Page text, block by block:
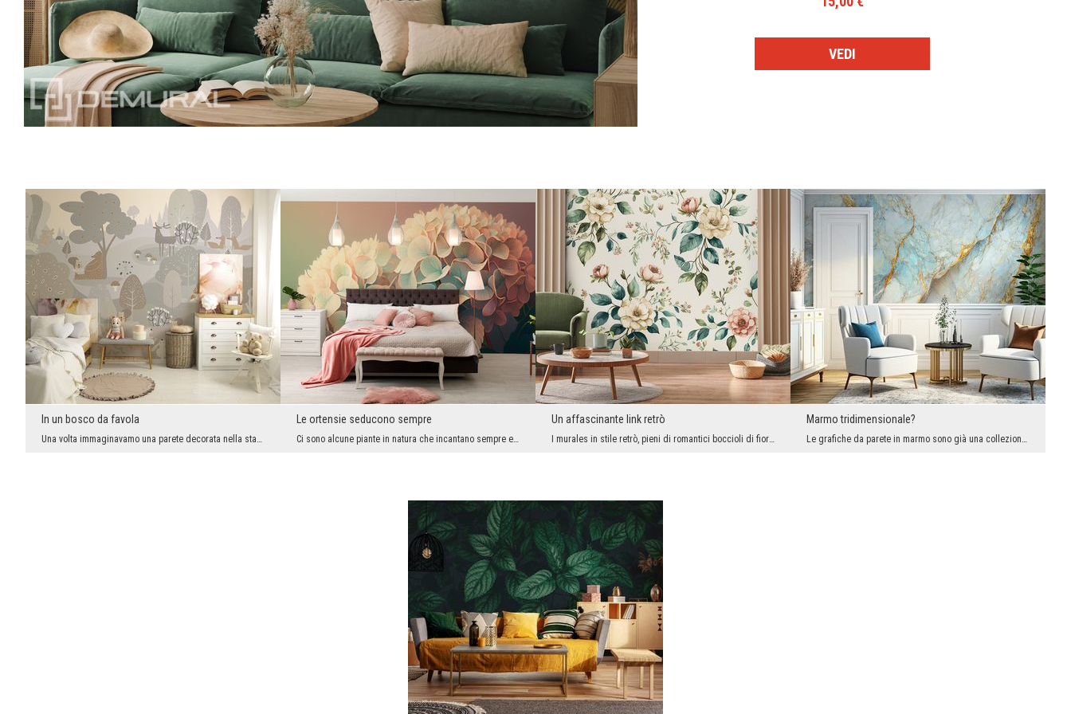
VEDI
In un bosco da favola
Una volta immaginavamo una parete decorata nella stanza di un bambino in modo diverso. Tutte le c...
Le ortensie seducono sempre
Ci sono alcune piante in natura che incantano sempre e ovunque. Le ortensie appartengono certamen...
Un affascinante link retrò
I murales in stile retrò, pieni di romantici boccioli di fiori, sono tornati di moda. Alcuni sono...
Marmo tridimensionale?
Le grafiche da parete in marmo sono già una collezione importante nel nostro assortimento. Sappia...